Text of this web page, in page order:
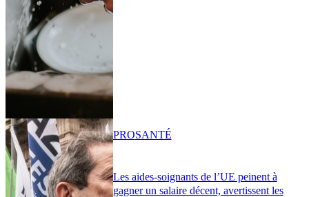
Les aides-soignants de l’UE peinent à
gagner un salaire décent, avertissent les
PROSANTÉ